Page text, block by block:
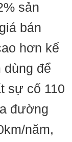
sản
bán
hơn kế
dùng để
sự cố 110
đường
năm,